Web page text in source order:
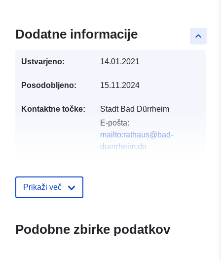
keyboard_arrow_up
Dodatne informacije
Ustvarjeno: 14.01.2021
Posodobljeno: 15.11.2024
Kontaktne točke:
Stadt Bad Dürrheim
E-pošta:
mailto:rathaus@bad-
duerrheim.de
Katalogski zapis: Dodano v data.europa.eu:
Prikaži več
Podobne zbirke podatkov